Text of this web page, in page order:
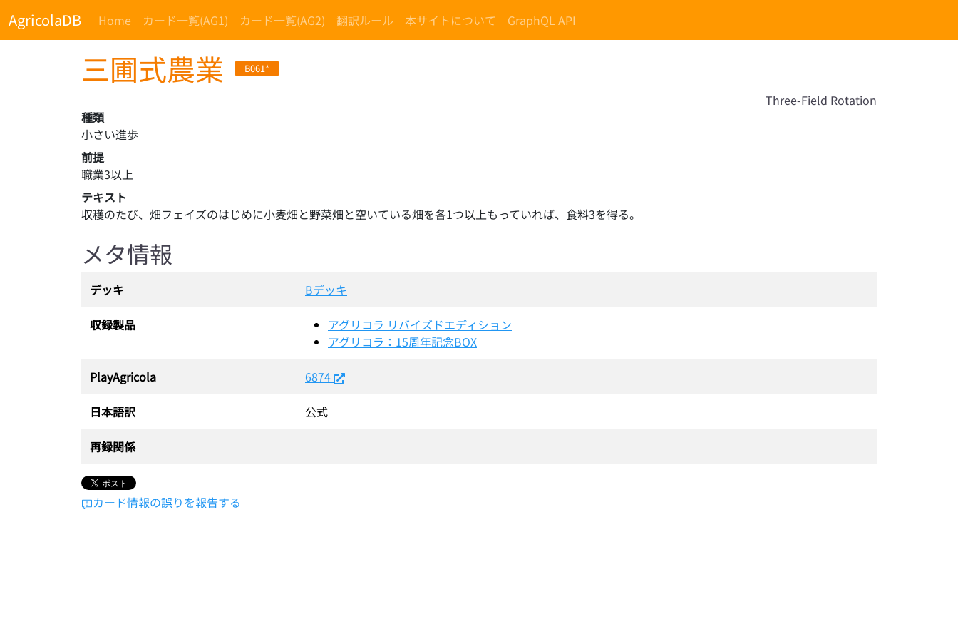
AgricolaDB Home カード一覧(AG1) カード一覧(AG2) 翻訳ルール 本サイトについて GraphQL API
三圃式農業 B061*
Three-Field Rotation
種類
小さい進歩
前提
職業3以上
テキスト
収穫のたび、畑フェイズのはじめに小麦畑と野菜畑と空いている畑を各1つ以上もっていれば、食料3を得る。
メタ情報
デッキ Bデッキ
収録製品
アグリコラ リバイズドエディション
アグリコラ：15周年記念BOX
PlayAgricola 6874
日本語訳 公式
再録関係
カード情報の誤りを報告する